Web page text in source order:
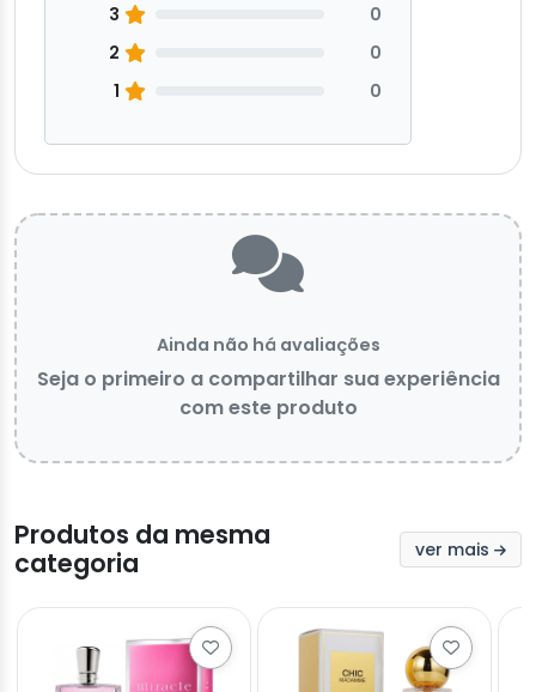
3
0
2
0
1
0
Ainda não há avaliações
Seja o primeiro a compartilhar sua experiência
com este produto
Produtos da mesma
categoria
ver mais